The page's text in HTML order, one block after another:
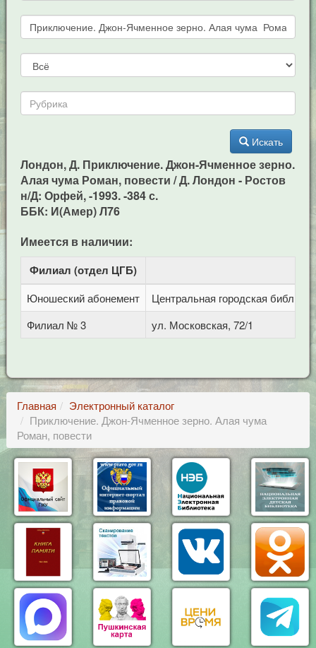
Искать
Лондон, Д. Приключение. Джон-Ячменное зерно.
Алая чума Роман, повести / Д. Лондон - Ростов
н/Д: Орфей, -1993. -384 с.
ББК: И(Амер) Л76
Имеется в наличии:
Филиал (отдел ЦГБ)
Юношеский абонемент
Центральная городская
Филиал № 3
ул. Московская, 72/1
Главная
Электронный каталог
Приключение. Джон-Ячменное зерно. Алая чума
Роман, повести